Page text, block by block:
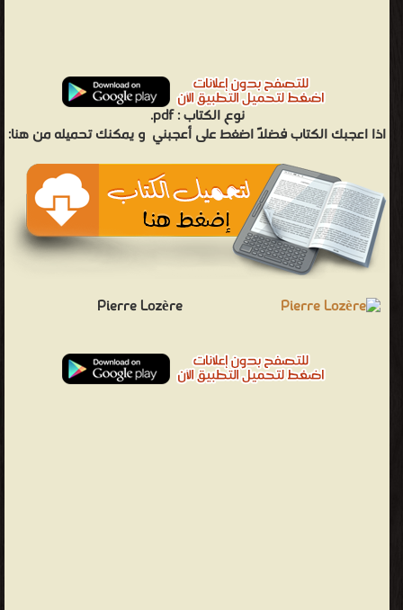
نوع الكتاب :pdf.
اذا اعجبك الكتاب فضلاً اضغط على أعجبني و يمكنك تحميله من هنا:
Pierre Lozère